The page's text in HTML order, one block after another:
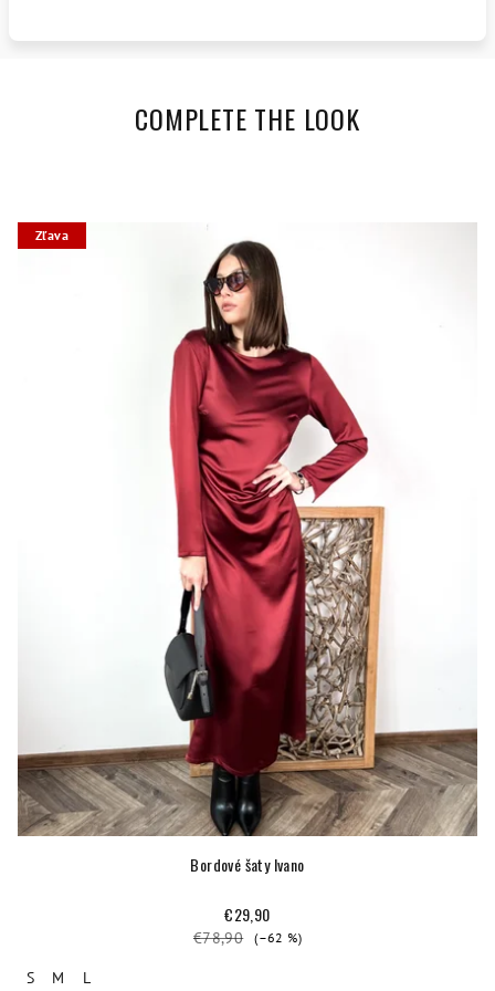
COMPLETE THE LOOK
Zľava
Bordové šaty Ivano
€29,90
€78,90 (–62 %)
S M L